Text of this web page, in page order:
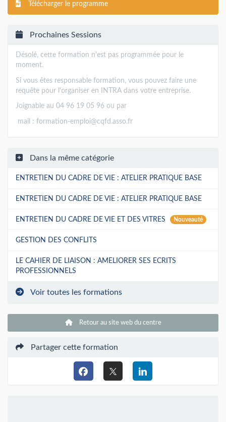
Télécharger le programme
Prochaines Sessions
Désolé, cette formation n'est pas programmée pour le
moment.
Si vous êtes responsable formation, vous pouvez faire une
requête pour l'organiser en INTRA dans votre entreprise.
Joignable au 04 96 19 05 96 ou par
mail : formation-emploi@cqfd.asso.fr
Dans la même catégorie
ENTRETIEN DU CADRE DE VIE : ATELIER PRATIQUE BASE
ENTRETIEN DU CADRE DE VIE : ATELIER PRATIQUE BASE
ENTRETIEN DU CADRE DE VIE ET DES VITRES Nouveauté
GESTION DES CONFLITS
LE CAHIER DE LIAISON : AMELIORER SES ECRITS
PROFESSIONNELS
Voir toutes les formations
Retour au site web du centre
Partager cette formation